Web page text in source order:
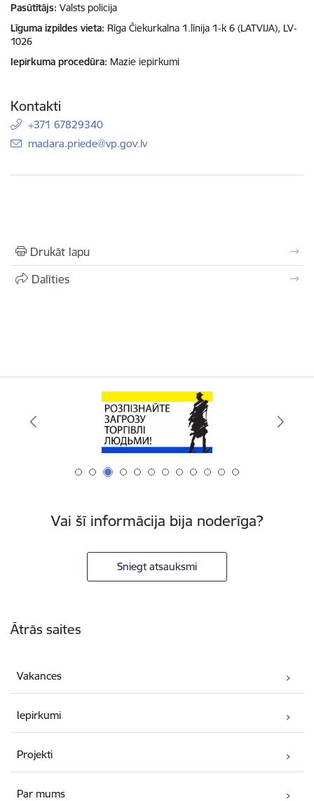
Pasūtītājs Valsts policija
Līguma izpildes vieta Rīga Čiekurkalna 1.līnija 1-k 6 (LATVIJA), LV-
1026
Iepirkuma procedūra Mazie iepirkumi
Kontakti
+371 67829340
E-pasts:
madara.priede@vp.gov.lv
Drukāt lapu
Dalīties
Vai šī informācija bija noderīga?
Sniegt atsauksmi
Ātrās saites
Vakances
Iepirkumi
Projekti
Par mums